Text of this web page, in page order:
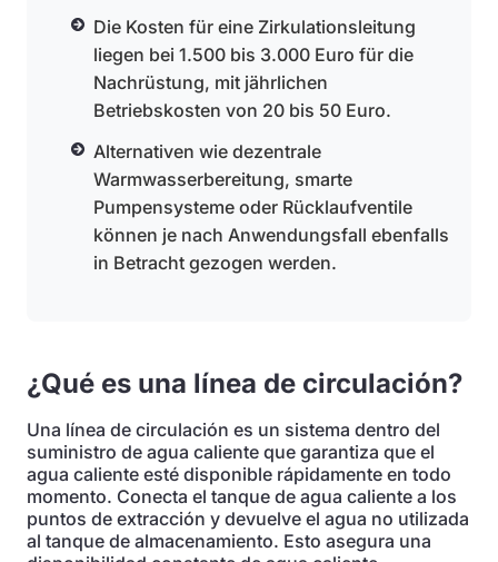
Die Kosten für eine Zirkulationsleitung
liegen bei 1.500 bis 3.000 Euro für die
Nachrüstung, mit jährlichen
Betriebskosten von 20 bis 50 Euro.
Alternativen wie dezentrale
Warmwasserbereitung, smarte
Pumpensysteme oder Rücklaufventile
können je nach Anwendungsfall ebenfalls
in Betracht gezogen werden.
¿Qué es una línea de circulación?
Una línea de circulación es un sistema dentro del
suministro de agua caliente que garantiza que el
agua caliente esté disponible rápidamente en todo
momento. Conecta el tanque de agua caliente a los
puntos de extracción y devuelve el agua no utilizada
al tanque de almacenamiento. Esto asegura una